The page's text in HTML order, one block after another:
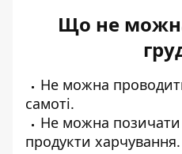
Що не
Не можна
самоті.
Не можна
продукти харчування.